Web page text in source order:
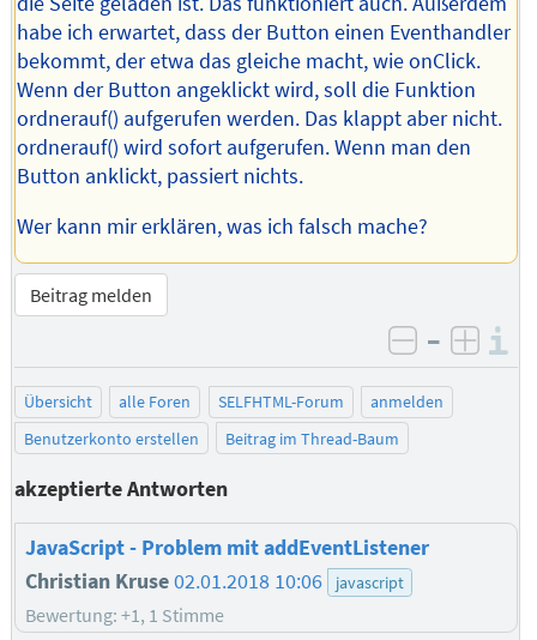
habe ich erwartet, dass der Button einen Eventhandler
bekommt, der etwa das gleiche macht, wie onClick.
Wenn der Button angeklickt wird, soll die Funktion
ordnerauf() aufgerufen werden. Das klappt aber nicht.
ordnerauf() wird sofort aufgerufen. Wenn man den
Button anklickt, passiert nichts.
Wer kann mir erklären, was ich falsch mache?
Beitrag melden
negativ
–
Übersicht alle Foren SELFHTML-Forum
anmelden
Benutzerkonto erstellen
Beitrag im Thread-Baum
akzeptierte Antworten
JavaScript - Problem mit addEventListener
Christian Kruse02.01.2018 10:06 javascript
Bewertung: +1, 1 Stimme